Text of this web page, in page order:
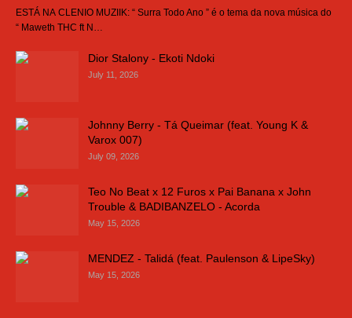
ESTÁ NA CLENIO MUZIIK: “ Surra Todo Ano ” é o tema da nova música do
“ Maweth THC ft N…
Dior Stalony - Ekoti Ndoki
July 11, 2026
Johnny Berry - Tá Queimar (feat. Young K &
Varox 007)
July 09, 2026
Teo No Beat x 12 Furos x Pai Banana x John
Trouble & BADIBANZELO - Acorda
May 15, 2026
MENDEZ - Talidá (feat. Paulenson & LipeSky)
May 15, 2026